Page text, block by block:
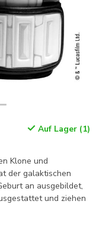
Auf Lager (1)
Klone und
der galaktischen
an ausgebildet,
und ziehen